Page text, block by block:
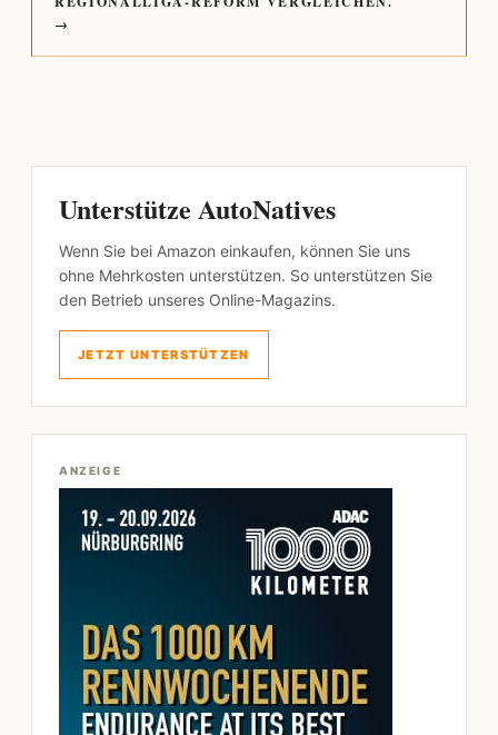
→
Unterstütze AutoNatives
Wenn Sie bei Amazon einkaufen, können Sie uns
ohne Mehrkosten unterstützen. So unterstützen Sie
den Betrieb unseres Online-Magazins.
JETZT UNTERSTÜTZEN
ANZEIGE